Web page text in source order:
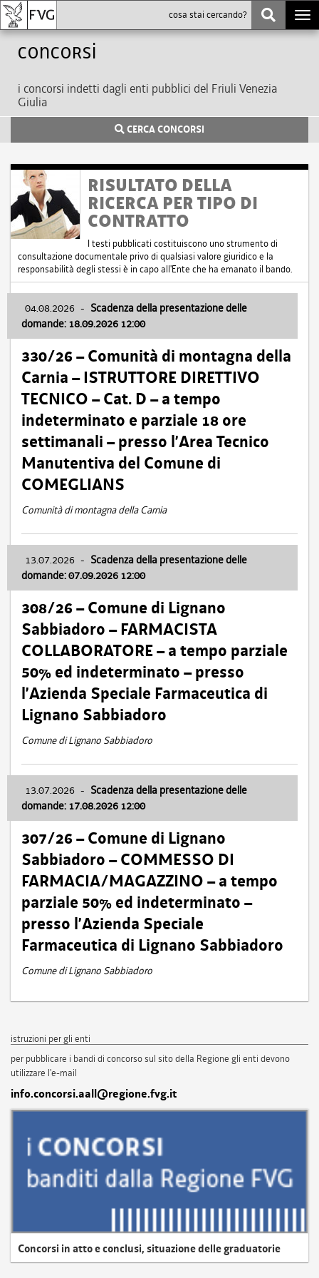
Concorsi
i concorsi indetti dagli enti pubblici del Friuli Venezia
Giulia
CERCA CONCORSI
RISULTATO DELLA
RICERCA PER TIPO DI
CONTRATTO
I testi pubblicati costituiscono uno strumento di
consultazione documentale privo di qualsiasi valore giuridico e la
responsabilità degli stessi è in capo all'Ente che ha emanato il bando.
04.08.2026 - Scadenza della presentazione delle
domande: 18.09.2026 12:00
330/26 – Comunità di montagna della
Carnia – ISTRUTTORE DIRETTIVO
TECNICO – Cat. D – a tempo
indeterminato e parziale 18 ore
settimanali – presso l’Area Tecnico
Manutentiva del Comune di
COMEGLIANS
Comunità di montagna della Carnia
13.07.2026 - Scadenza della presentazione delle
domande: 07.09.2026 12:00
308/26 – Comune di Lignano
Sabbiadoro – FARMACISTA
COLLABORATORE – a tempo parziale
50% ed indeterminato – presso
l’Azienda Speciale Farmaceutica di
Lignano Sabbiadoro
Comune di Lignano Sabbiadoro
13.07.2026 - Scadenza della presentazione delle
domande: 17.08.2026 12:00
307/26 – Comune di Lignano
Sabbiadoro – COMMESSO DI
FARMACIA/MAGAZZINO – a tempo
parziale 50% ed indeterminato –
presso l’Azienda Speciale
Farmaceutica di Lignano Sabbiadoro
Comune di Lignano Sabbiadoro
istruzioni per gli enti
per pubblicare i bandi di concorso sul sito della Regione gli enti devono
utilizzare l'e-mail
info.concorsi.aall@regione.fvg.it
Concorsi in atto e conclusi, situazione delle graduatorie